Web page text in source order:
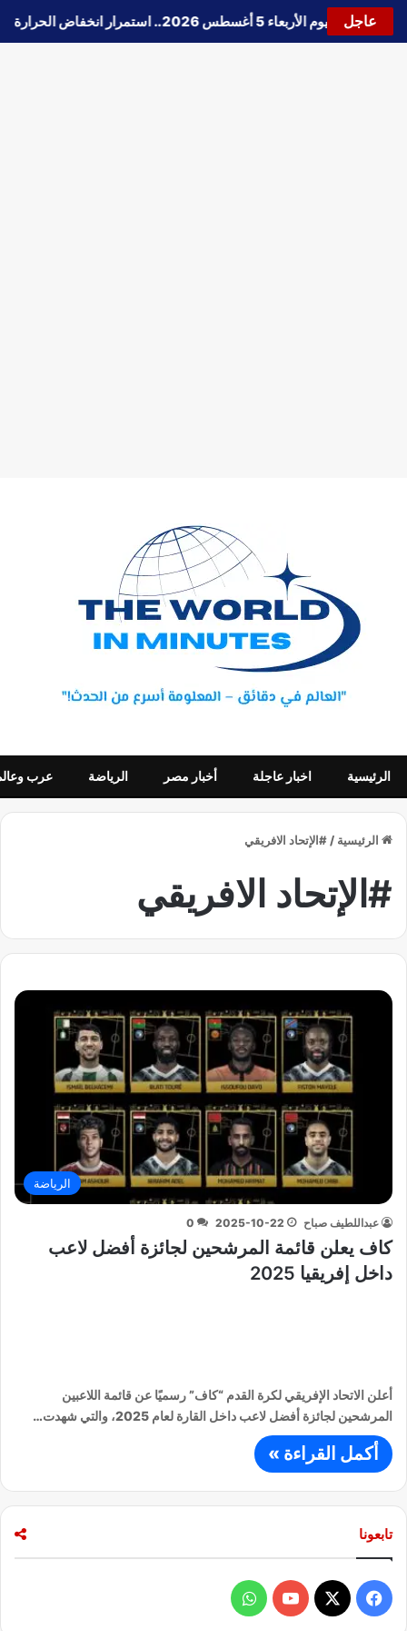
عاجل
حالة الطقس اليوم الأربعاء 5 أغسطس 2026.. استمرار انخفاض الحرارة وتحذيرات من الشبورة واضطراب الملاحة
الرئيسية اخبار عاجلة أخبار مصر الرياضة عرب
الرئيسية / #الإتحاد الافريقي
#الإتحاد الافريقي
الرياضة
عبداللطيف صباح 2025-10-22
0
كاف يعلن قائمة المرشحين لجائزة أفضل لاعب
داخل إفريقيا 2025
أعلن الاتحاد الإفريقي لكرة القدم “كاف” رسميًا عن قائمة اللاعبين
المرشحين لجائزة أفضل لاعب داخل القارة لعام 2025، والتي شهدت…
أكمل القراءة »
تابعونا